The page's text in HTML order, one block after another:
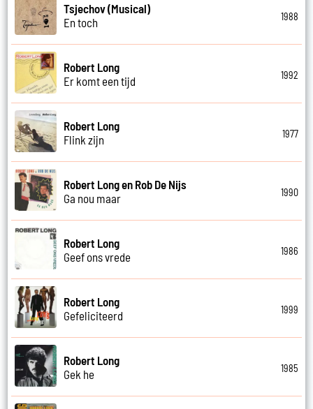
Tsjechov (Musical)
En toch
1988
Robert Long
Er komt een tijd
1992
Robert Long
Flink zijn
1977
Robert Long en Rob De Nijs
Ga nou maar
1990
Robert Long
Geef ons vrede
1986
Robert Long
Gefeliciteerd
1999
Robert Long
Gek he
1985